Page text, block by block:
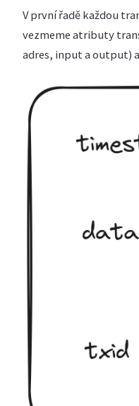
V první řadě každou
vezmeme atributy
adres, input a output)